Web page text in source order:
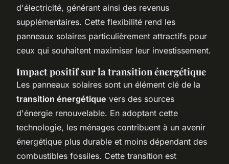
d'électricité, générant ainsi des revenus
supplémentaires. Cette flexibilité rend les
panneaux solaires particulièrement attractifs pour
ceux qui souhaitent maximiser leur investissement.
Impact positif sur la transition énergétique
Les panneaux solaires sont un élément clé de la
transition énergétique vers des sources
d'énergie renouvelable. En adoptant cette
technologie, les ménages contribuent à un avenir
énergétique plus durable et moins dépendant des
combustibles fossiles. Cette transition est